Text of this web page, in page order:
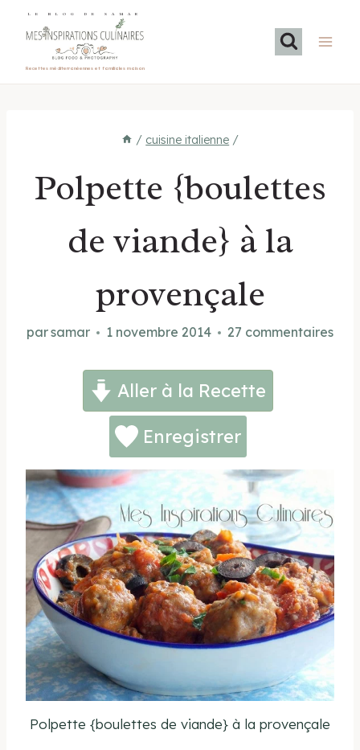
LE BLOG DE SAMAR
Recettes méditerranéennes et familiales maison
/ cuisine italienne /
Polpette {boulettes
de viande} à la
provençale
parsamar 1 novembre 2014 27 commentaires
Aller à la Recette
Enregistrer
Polpette {boulettes de viande} à la provençale